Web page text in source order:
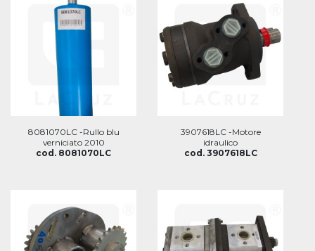
8081070LC -Rullo blu
verniciato 2010
cod. 8081070LC
3907618LC -Motore
idraulico
cod. 3907618LC